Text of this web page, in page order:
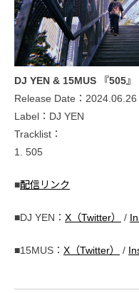
DJ YEN & 15MUS 『505』
Release Date：2024.06.26
Label：DJ YEN
Tracklist：
1. 505
■配信リンク
■DJ YEN： X（Twitter） /
■15MUS： X（Twitter） /